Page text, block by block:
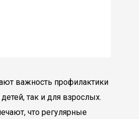
важность профилактики
так и для взрослых.
что регулярные